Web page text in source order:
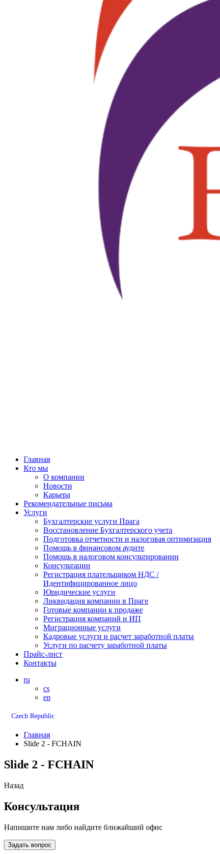
Главная
Кто мы
О компании
Новости
Карьера
Рекомендательные письма
Услуги
Бухгалтерские услуги Прага
Восстановление Бухгалтерского учета
Подготовка отчетности и налоговая оптимизация
Помощь в финансовом аудите
Помощь в налоговом консультировании
Консультации
Регистрация плательщиком НДС /
Идентифицированное лицо
Юридические услуги
Ликвидация компании в Праге
Готовые компании к продаже
Регистрация компаний и ИП
Миграционные услуги
Кадровые услуги и расчет заработной платы
Услуги по расчету заработной платы
Прайс-лист
Контакты
ru
cs
en
Czech Republic
Главная
Slide 2 - FCHAIN
Slide 2 - FCHAIN
Назад
Консультация
Напишите нам либо найдите ближайший офис
Задать вопрос